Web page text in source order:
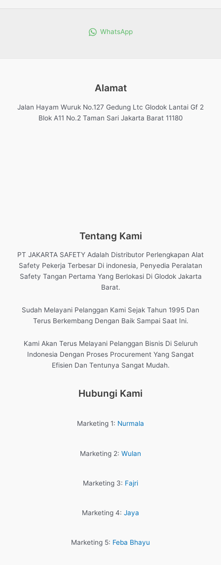
WhatsApp
Alamat
Jalan Hayam Wuruk No.127 Gedung Ltc Glodok Lantai Gf 2
Blok A11 No.2 Taman Sari Jakarta Barat 11180
Tentang Kami
PT JAKARTA SAFETY Adalah Distributor Perlengkapan Alat
Safety Pekerja Terbesar Di indonesia, Penyedia Peralatan
Safety Tangan Pertama Yang Berlokasi Di Glodok Jakarta
Barat.
Sudah Melayani Pelanggan Kami Sejak Tahun 1995 Dan
Terus Berkembang Dengan Baik Sampai Saat Ini.
Kami Akan Terus Melayani Pelanggan Bisnis Di Seluruh
Indonesia Dengan Proses Procurement Yang Sangat
Efisien Dan Tentunya Sangat Mudah.
Hubungi Kami
Marketing 1: Nurmala
Marketing 2: Wulan
Marketing 3: Fajri
Marketing 4: Jaya
Marketing 5: Feba Bhayu